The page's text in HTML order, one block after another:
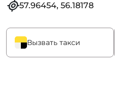
57.96454, 56.18178
Вызвать такси